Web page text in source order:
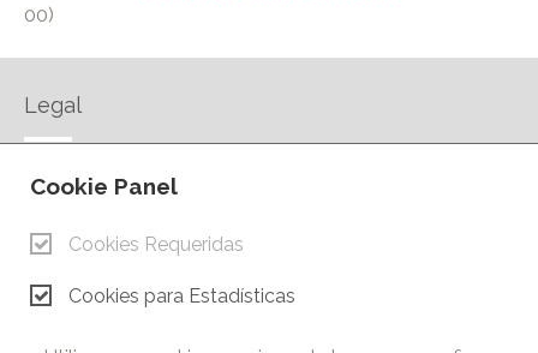
00)
Legal
AVISO LEGAL
CONTACTO
Cámara de Comercio e Industria de Ciudad Real. Todos los
Cookie Panel
Cookies Requeridas
Cookies para Estadísticas